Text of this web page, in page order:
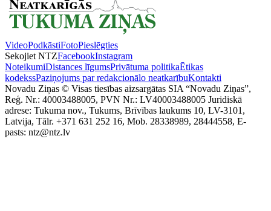
VideoPodkāstiFotoPieslēgties
Sekojiet NTZFacebookInstagram
NoteikumiDistances līgumsPrivātuma politikaĒtikas
kodekssPaziņojums par redakcionālo neatkarībuKontakti
Novadu Ziņas © Visas tiesības aizsargātas SIA “Novadu Ziņas”,
Reģ. Nr.: 40003488005, PVN Nr.: LV40003488005 Juridiskā
adrese: Tukuma nov., Tukums, Brīvības laukums 10, LV-3101,
Latvija, Tālr. +371 631 252 16, Mob. 28338989, 28444558, E-
pasts: ntz@ntz.lv